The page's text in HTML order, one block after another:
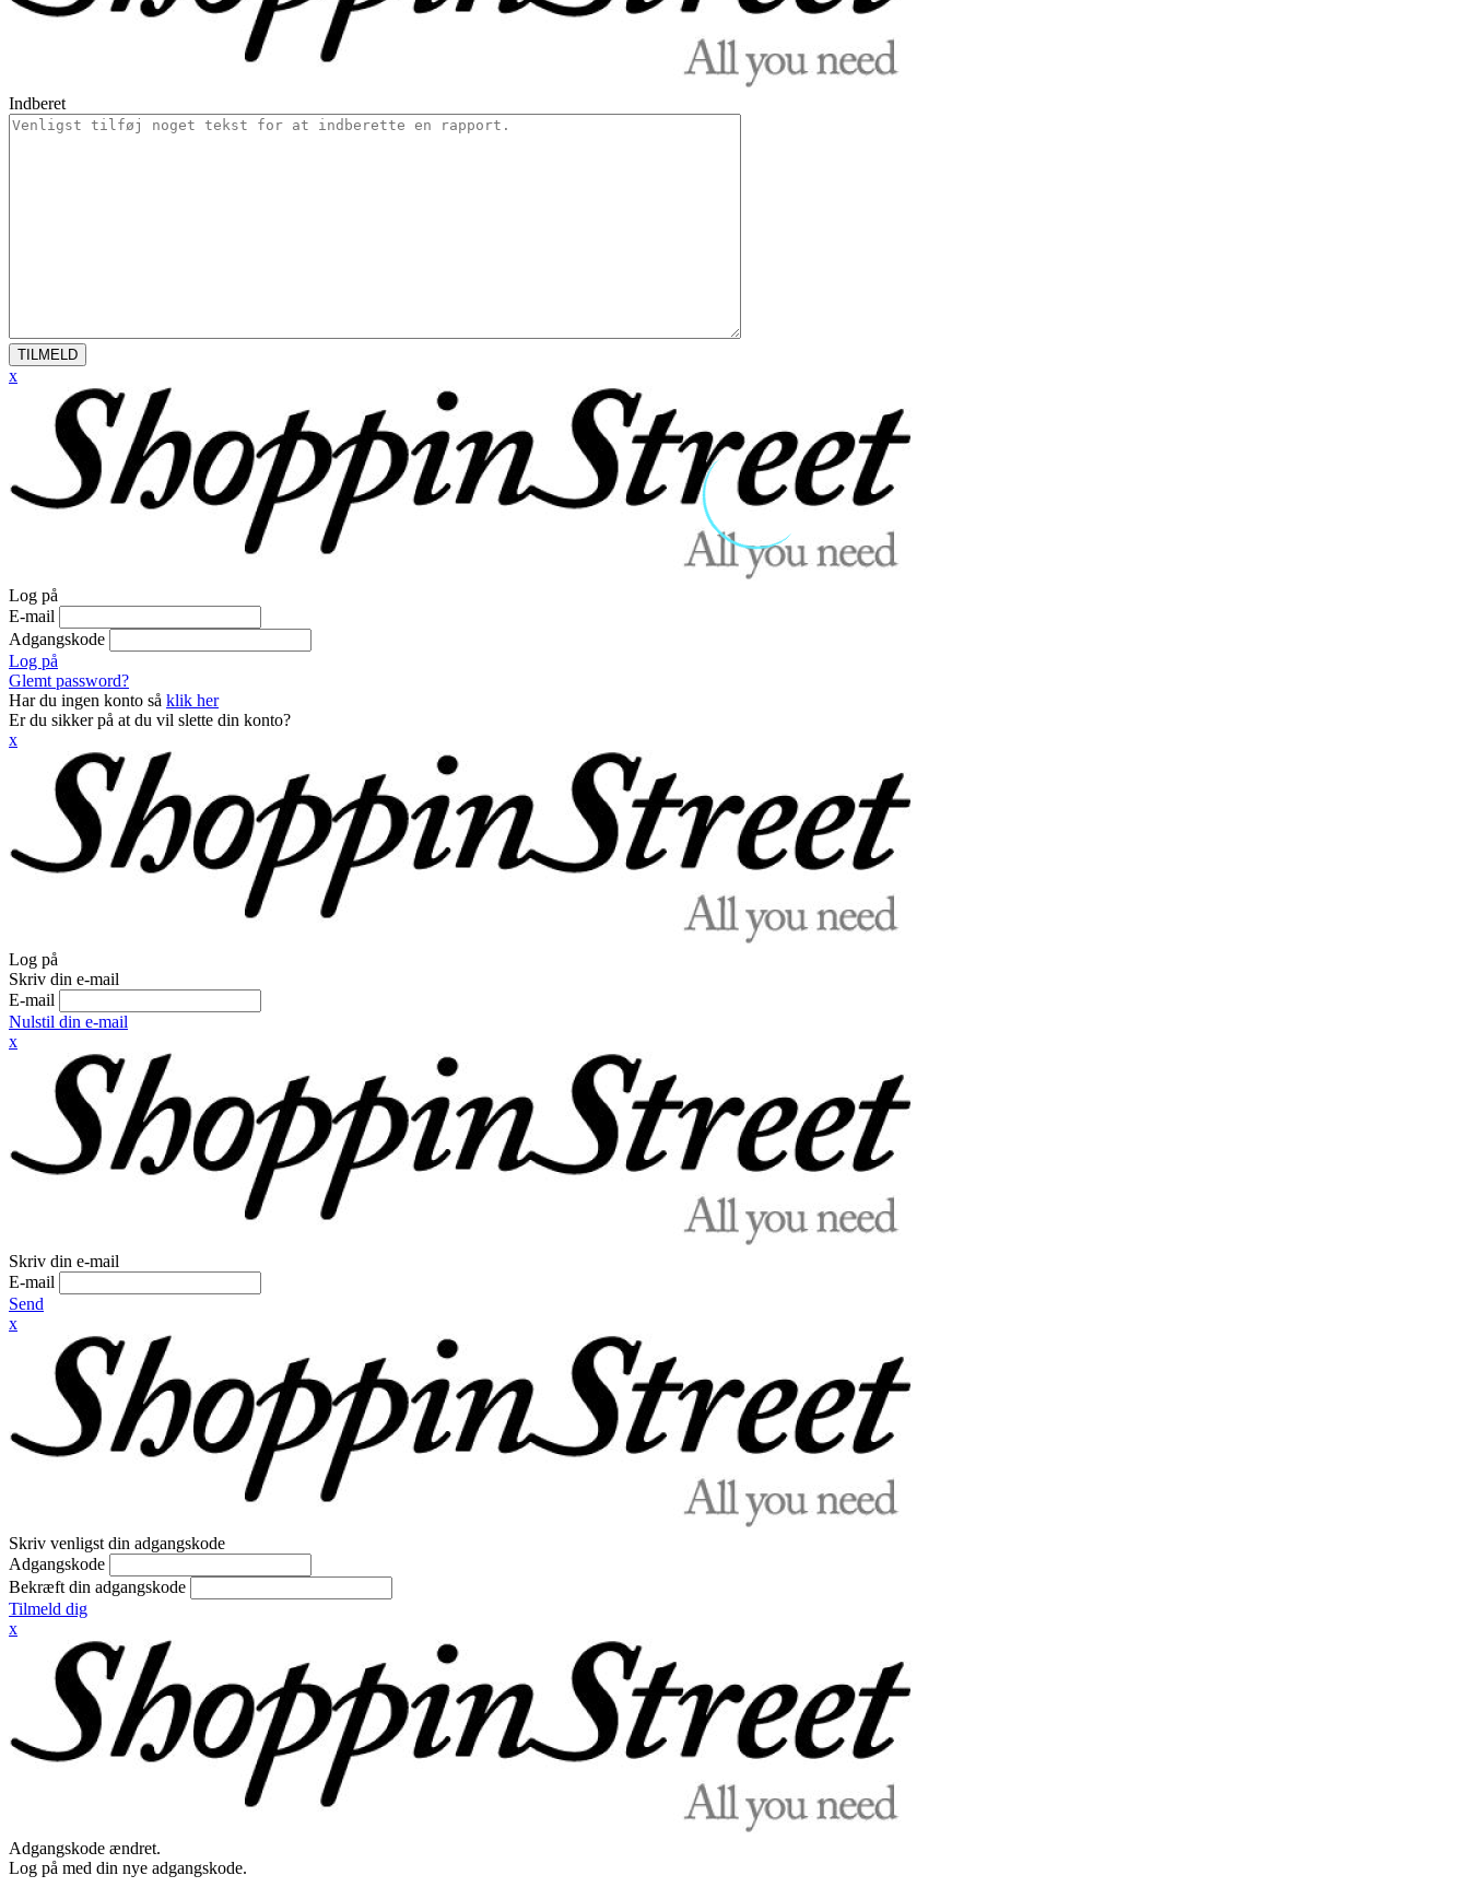
Indberet
TILMELD
x
Log på
E-mail
Adgangskode
Log på
Glemt password?
Har du ingen konto så klik her
Er du sikker på at du vil slette din konto?
x
Log på
Skriv din e-mail
E-mail
Nulstil din e-mail
x
Skriv din e-mail
E-mail
Send
x
Skriv venligst din adgangskode
Adgangskode
Bekræft din adgangskode
Tilmeld dig
x
Adgangskode ændret.
Log på med din nye adgangskode.